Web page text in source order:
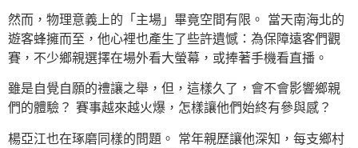
然而，物理意義上的「主場」畢竟空間有限。 當天南海北的
遊客蜂擁而至，他心裡也產生了些許遺憾：為保障遠客們觀
賽，不少鄉親選擇在場外看大螢幕，或捧著手機看直播。
雖是自覺自願的禮讓之舉，但，這樣久了，會不會影響鄉親
們的體驗？ 賽事越來越火爆，怎樣讓他們始終有參與感？
楊亞江也在琢磨同樣的問題。 常年親歷讓他深知，每支鄉村